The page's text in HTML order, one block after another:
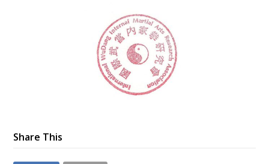
Share This